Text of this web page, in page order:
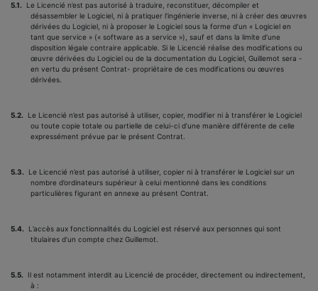
5.1.
Le Licencié n’est pas autorisé à traduire, reconstituer, décompiler et
désassembler le Logiciel, ni à pratiquer l’ingénierie inverse, ni à créer des œuvres
dérivées du Logiciel, ni à proposer le Logiciel sous la forme d’un « Logiciel en
tant que service » (« software as a service »), sauf et dans la limite d’une
disposition légale contraire applicable. Si le Licencié réalise des modifications ou
œuvre dérivées du Logiciel ou de la documentation du Logiciel, Guillemot sera -
en vertu du présent Contrat- propriétaire de ces modifications ou œuvres
dérivées.
5.2.
Le Licencié n’est pas autorisé à utiliser, copier, modifier ni à transférer le Logiciel
ou toute copie totale ou partielle de celui-ci d’une manière différente de celle
expressément prévue par le présent Contrat.
5.3.
Le Licencié n’est pas autorisé à utiliser, copier ni à transférer le Logiciel sur un
nombre d’ordinateurs supérieur à celui mentionné dans les conditions
particulières figurant en annexe au présent Contrat.
5.4.
L’accès aux fonctionnalités du Logiciel est réservé aux personnes qui sont
titulaires d’un compte chez Guillemot.
5.5.
Il est notamment interdit au Licencié de procéder, directement ou indirectement,
à :